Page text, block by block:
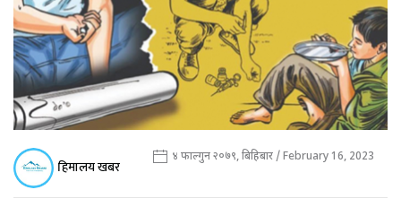
हिमालय खबर ४ फाल्गुन २०७९, बिहिबार / February 16, 2023